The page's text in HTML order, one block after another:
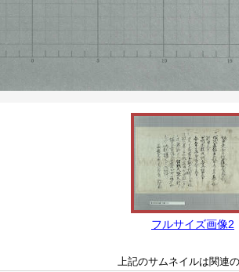
フルサイズ画像2
上記のサムネイルは関連